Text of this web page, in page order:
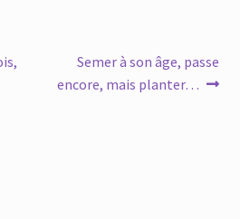
Article
suivant :
Semer à son âge, passe
encore, mais planter…